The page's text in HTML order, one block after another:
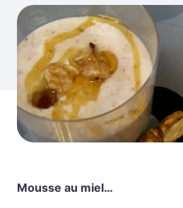
Mousse au miel…